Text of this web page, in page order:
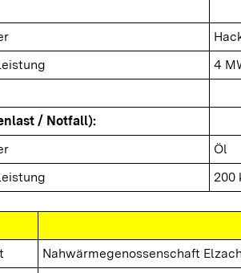
4
/ Notfall):
Öl
200
Nahwärmegenossenschaft